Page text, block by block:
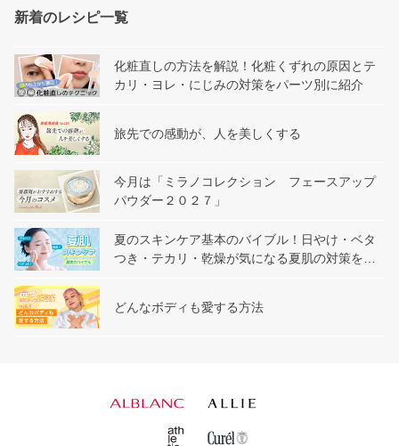
新着のレシピ一覧
化粧直しの方法を解説！化粧くずれの原因とテ
カリ・ヨレ・にじみの対策をパーツ別に紹介
旅先での感動が、人を美しくする
今月は「ミラノコレクション フェースアップ
パウダー２０２７」
夏のスキンケア基本のバイブル！日やけ・ベタ
つき・テカリ・乾燥が気になる夏肌の対策を解
どんなボディも愛する方法